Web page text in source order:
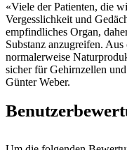
«Viele der Patienten, die
Vergesslichkeit und
empfindliches Organ,
Substanz anzugreifen.
normalerweise
sicher für Gehirnzellen
Günter Weber.